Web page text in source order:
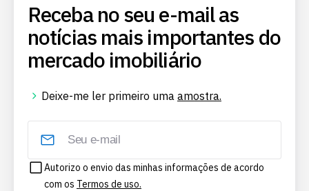
Receba no seu e-mail as
notícias mais importantes do
mercado imobiliário
Deixe-me ler primeiro uma amostra.
Autorizo o envio das minhas informações de acordo
com os Termos de uso.